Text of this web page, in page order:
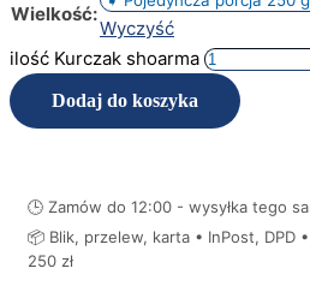
Wielkość:
Wyczyść
ilość Kurczak shoarma
Dodaj do koszyka
🕒 Zamów do 12:00 - wysyłka tego
📦 Blik, przelew, karta • InPost, DPD
250 zł